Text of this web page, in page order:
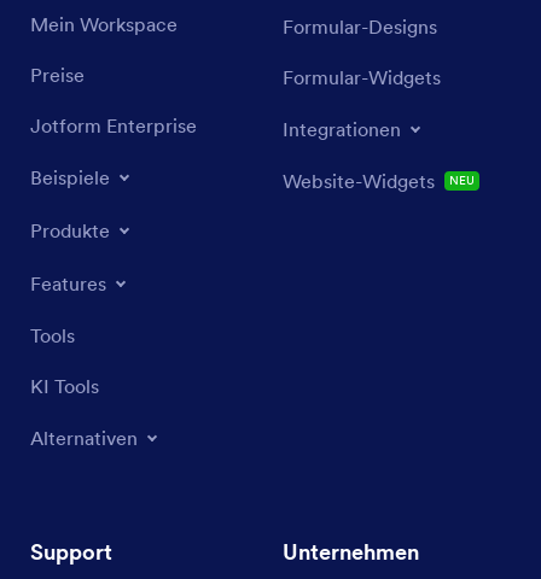
Mein Workspace
Preise
Jotform Enterprise
Beispiele
Produkte
Features
Tools
KI Tools
Alternativen
Formular-Designs
Formular-Widgets
Integrationen
Website-Widgets NEU
Support Unternehmen